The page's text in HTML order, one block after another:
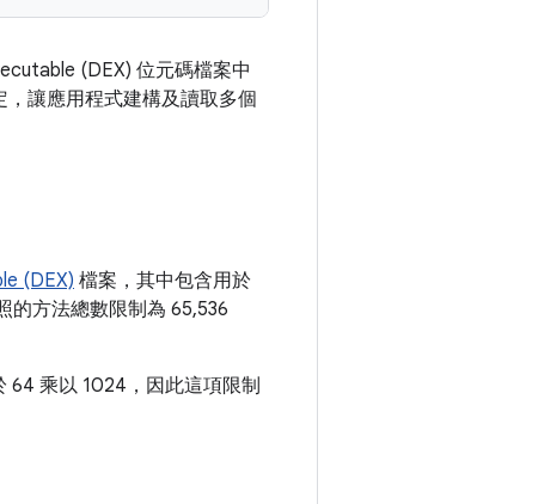
(DEX) 位元碼檔案中
，讓應用程式建構及讀取多個
(DEX) 檔案，其中包含用於
的方法總數限制為 65,536
64 乘以 1024，因此這項限制